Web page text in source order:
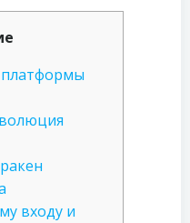
входу и